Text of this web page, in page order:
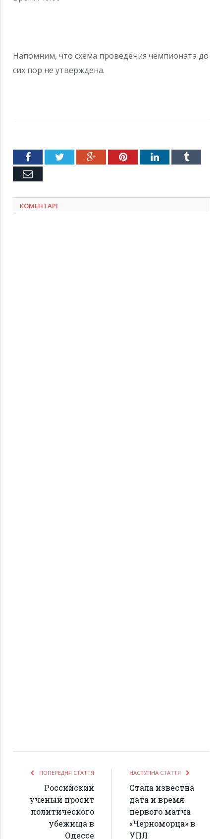
Напомним, что схема проведения чемпионата до
сих пор не утверждена.
FacebookTwitter Google+PinterestLinkedInTumblr
Емейл
КОМЕНТАРІ
ПОПЕРЕДНЯ СТАТТЯ
Российский
ученый просит
политического
убежища в
Одессе
НАСТУПНА СТАТТЯ
Стала известна
дата и время
первого матча
«Черноморца» в
УПЛ